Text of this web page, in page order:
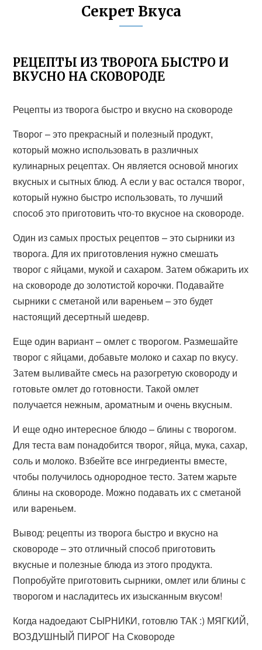
Секрет Вкуса
РЕЦЕПТЫ ИЗ ТВОРОГА БЫСТРО И
ВКУСНО НА СКОВОРОДЕ
Рецепты из творога быстро и вкусно на сковороде
Творог – это прекрасный и полезный продукт,
который можно использовать в различных
кулинарных рецептах. Он является основой многих
вкусных и сытных блюд. А если у вас остался творог,
который нужно быстро использовать, то лучший
способ это приготовить что-то вкусное на сковороде.
Один из самых простых рецептов – это сырники из
творога. Для их приготовления нужно смешать
творог с яйцами, мукой и сахаром. Затем обжарить их
на сковороде до золотистой корочки. Подавайте
сырники с сметаной или вареньем – это будет
настоящий десертный шедевр.
Еще один вариант – омлет с творогом. Размешайте
творог с яйцами, добавьте молоко и сахар по вкусу.
Затем выливайте смесь на разогретую сковороду и
готовьте омлет до готовности. Такой омлет
получается нежным, ароматным и очень вкусным.
И еще одно интересное блюдо – блины с творогом.
Для теста вам понадобится творог, яйца, мука, сахар,
соль и молоко. Взбейте все ингредиенты вместе,
чтобы получилось однородное тесто. Затем жарьте
блины на сковороде. Можно подавать их с сметаной
или вареньем.
Вывод: рецепты из творога быстро и вкусно на
сковороде – это отличный способ приготовить
вкусные и полезные блюда из этого продукта.
Попробуйте приготовить сырники, омлет или блины с
творогом и насладитесь их изысканным вкусом!
Когда надоедают СЫРНИКИ, готовлю ТАК :) МЯГКИЙ,
ВОЗДУШНЫЙ ПИРОГ На Сковороде